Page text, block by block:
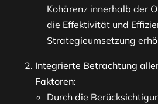
Kohärenz innerhalb der
die Effektivität und
Strategieumsetzung
Integrierte Betrachtung
Faktoren:
Durch die